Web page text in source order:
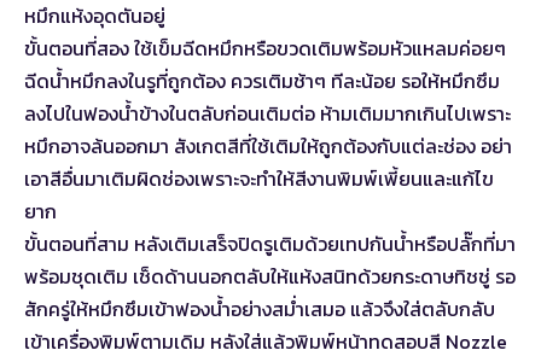
หมึกแห้งอุดตันอยู่
ขั้นตอนที่สอง ใช้เข็มฉีดหมึกหรือขวดเติมพร้อมหัวแหลมค่อยๆ
ฉีดน้ำหมึกลงในรูที่ถูกต้อง ควรเติมช้าๆ ทีละน้อย รอให้หมึกซึม
ลงไปในฟองน้ำข้างในตลับก่อนเติมต่อ ห้ามเติมมากเกินไปเพราะ
หมึกอาจล้นออกมา สังเกตสีที่ใช้เติมให้ถูกต้องกับแต่ละช่อง อย่า
เอาสีอื่นมาเติมผิดช่องเพราะจะทำให้สีงานพิมพ์เพี้ยนและแก้ไข
ยาก
ขั้นตอนที่สาม หลังเติมเสร็จปิดรูเติมด้วยเทปกันน้ำหรือปลั๊กที่มา
พร้อมชุดเติม เช็ดด้านนอกตลับให้แห้งสนิทด้วยกระดาษทิชชู่ รอ
สักครู่ให้หมึกซึมเข้าฟองน้ำอย่างสม่ำเสมอ แล้วจึงใส่ตลับกลับ
เข้าเครื่องพิมพ์ตามเดิม หลังใส่แล้วพิมพ์หน้าทดสอบสี Nozzle